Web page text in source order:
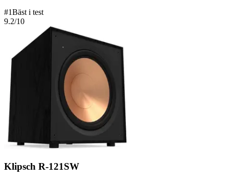
#1Bäst i test
9.2/10
Klipsch R-121SW